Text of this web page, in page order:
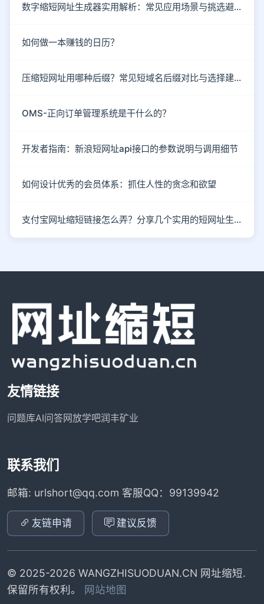
数字缩短网址生成器实用解析：常见应用场景与挑选避坑指南
如何做一本赚钱的日历？
压缩短网址用哪种后缀？常见短域名后缀对比与选择建议
OMS-正向订单管理系统是干什么的？
开发者指南：新浪短网址api接口的参数说明与调用细节
如何设计优秀的会员体系：抓住人性的贪念和欲望
支付宝网址缩短链接怎么弄？分享几个实用的短网址生成技巧
友情链接
问题库AI问答网放学吧润丰矿业
联系我们
邮箱: urlshort@qq.com 客服QQ：99139942
友链申请 建议反馈
© 2025-2026 WANGZHISUODUAN.CN 网址缩短.
保留所有权利。
网站地图